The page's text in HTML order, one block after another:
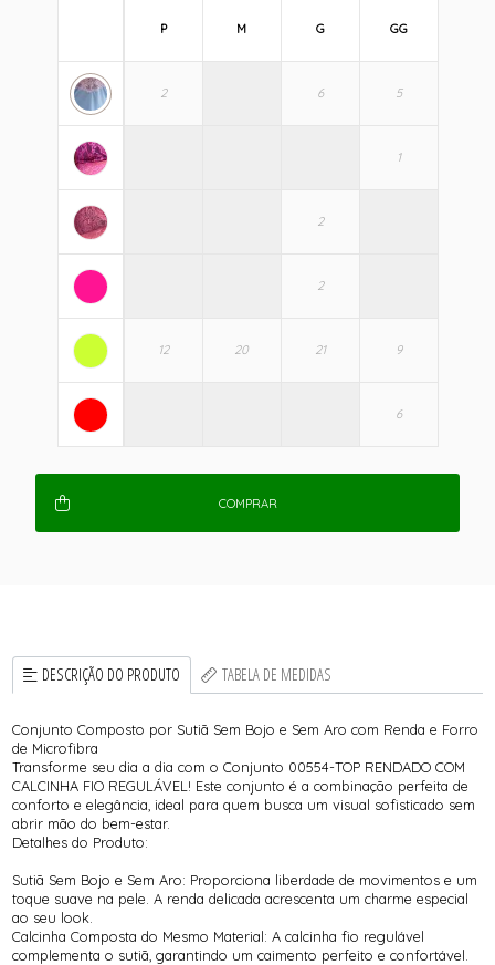
P M G GG
COMPRAR
DESCRIÇÃO DO PRODUTO TABELA DE MEDIDAS
Conjunto Composto por Sutiã Sem Bojo e Sem Aro com Renda e Forro
de Microfibra
Transforme seu dia a dia com o Conjunto 00554-TOP RENDADO COM
CALCINHA FIO REGULÁVEL! Este conjunto é a combinação perfeita de
conforto e elegância, ideal para quem busca um visual sofisticado sem
abrir mão do bem-estar.
Detalhes do Produto:
Sutiã Sem Bojo e Sem Aro: Proporciona liberdade de movimentos e um
toque suave na pele. A renda delicada acrescenta um charme especial
ao seu look.
Calcinha Composta do Mesmo Material: A calcinha fio regulável
complementa o sutiã, garantindo um caimento perfeito e confortável.